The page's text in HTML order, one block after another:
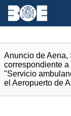
Anuncio de Aena,
correspondiente
"Servicio
el Aeropuerto de